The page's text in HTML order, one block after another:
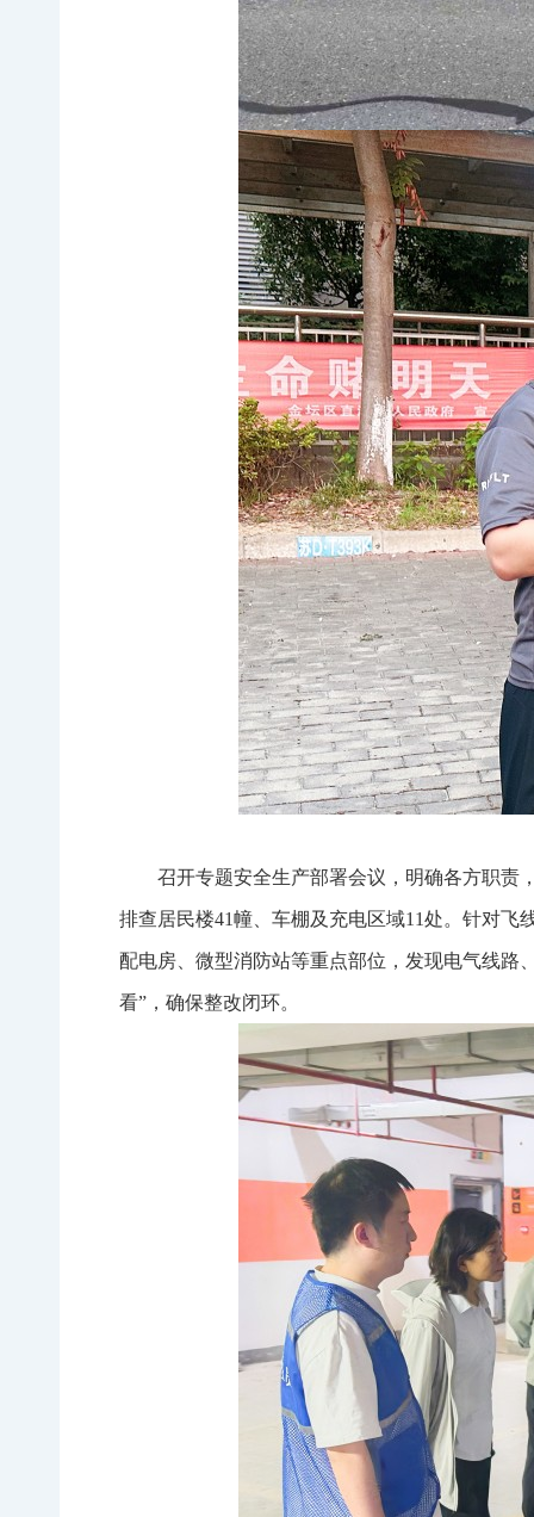
召开专题安全生产部署会议，明确各方职责
排查居民楼41幢、车棚及充电区域11处。针对
配电房、微型消防站等重点部位，发现电气线路
看”，确保整改闭环。